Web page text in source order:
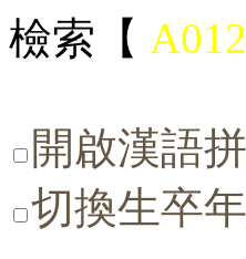
檢索【
開啟漢語
切換生卒